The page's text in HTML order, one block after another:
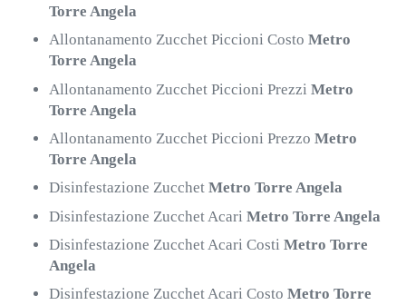
Torre Angela
Allontanamento Zucchet Piccioni CostoMetro
Torre Angela
Allontanamento Zucchet Piccioni PrezziMetro
Torre Angela
Allontanamento Zucchet Piccioni PrezzoMetro
Torre Angela
Disinfestazione ZucchetMetro Torre Angela
Disinfestazione Zucchet AcariMetro Torre Angela
Disinfestazione Zucchet Acari CostiMetro Torre
Angela
Disinfestazione Zucchet Acari CostoMetro Torre